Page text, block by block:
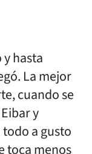
hasta
La mejor
cuando se
y
a gusto
toca menos